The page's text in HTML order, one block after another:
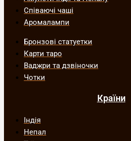
Співаючі чаші
Аромалампи
Бронзові статуетки
Карти таро
Ваджри та дзвіночки
Чотки
Країни
Індія
Непал